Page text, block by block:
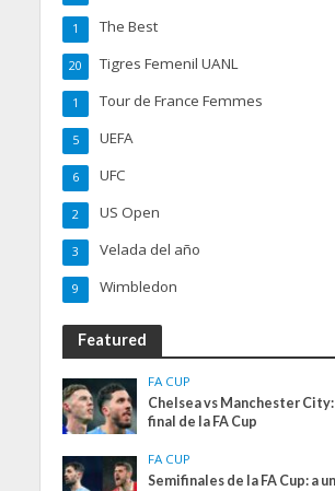
The Best
1
Tigres Femenil UANL
20
Tour de France Femmes
1
UEFA
5
UFC
6
US Open
2
Velada del año
3
Wimbledon
9
Featured
FA CUP
Chelsea vs Manchester
final de la FA Cup
FA CUP
Semifinales de la FA Cup: a